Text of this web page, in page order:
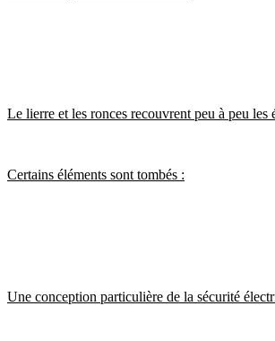
Le lierre et les ronces recouvrent peu à peu les
Certains éléments sont tombés :
Une conception particulière de la sécurité